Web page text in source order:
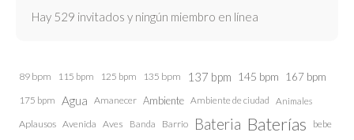
Hay 529 invitados y ningún miembro en línea
89 bpm 115 bpm 125 bpm 135 bpm 137 bpm 145 bpm 167 bpm
175 bpm Agua Amanecer Ambiente Ambiente de ciudad Animales
Aplausos Avenida Aves Banda Barrio Bateria Baterías bebe